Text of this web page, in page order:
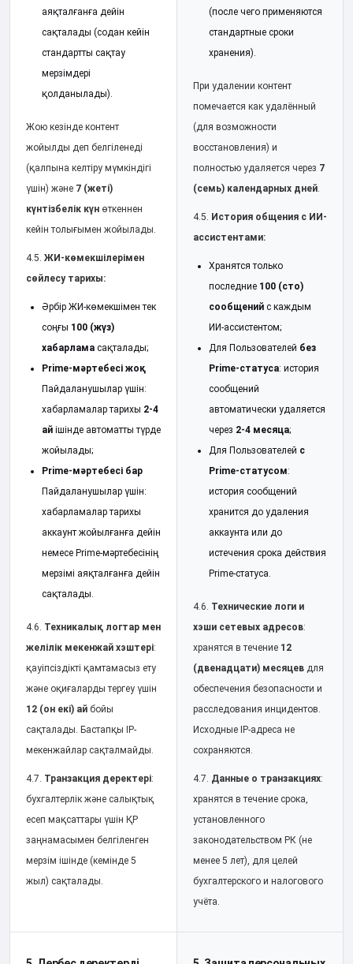
аяқталғанға дейін
сақталады (содан кейін
стандартты сақтау
мерзімдері
қолданылады).
Жою кезінде контент
жойылды деп белгіленеді
(қалпына келтіру мүмкіндігі
үшін) және 7 (жеті)
күнтізбелік күн өткеннен
кейін толығымен жойылады.
4.5. ЖИ-көмекшілерімен
сөйлесу тарихы:
Әрбір ЖИ-көмекшімен тек
соңғы 100 (жүз)
хабарлама сақталады;
Prime-мәртебесі жоқ
Пайдаланушылар үшін:
хабарламалар тарихы 2-4
ай ішінде автоматты түрде
жойылады;
Prime-мәртебесі бар
Пайдаланушылар үшін:
хабарламалар тарихы
аккаунт жойылғанға дейін
немесе Prime-мәртебесінің
мерзімі аяқталғанға дейін
сақталады.
4.6. Техникалық логтар мен
желілік мекенжай хэштері:
қауіпсіздікті қамтамасыз ету
және оқиғаларды тергеу үшін
12 (он екі) ай бойы
сақталады. Бастапқы IP-
мекенжайлар сақталмайды.
4.7. Транзакция деректері:
бухгалтерлік және салықтық
есеп мақсаттары үшін ҚР
заңнамасымен белгіленген
мерзім ішінде (кемінде 5
жыл) сақталады.
(после чего применяются
стандартные сроки
хранения).
При удалении контент
помечается как удалённый
(для возможности
восстановления) и
полностью удаляется через 7
(семь) календарных дней.
4.5. История общения с ИИ-
ассистентами:
Хранятся только
последние 100 (сто)
сообщений с каждым
ИИ-ассистентом;
Для Пользователей без
Prime-статуса: история
сообщений
автоматически удаляется
через 2-4 месяца;
Для Пользователей с
Prime-статусом:
история сообщений
хранится до удаления
аккаунта или до
истечения срока действия
Prime-статуса.
4.6. Технические логи и
хэши сетевых адресов:
хранятся в течение 12
(двенадцати) месяцев для
обеспечения безопасности и
расследования инцидентов.
Исходные IP-адреса не
сохраняются.
4.7. Данные о транзакциях:
хранятся в течение срока,
установленного
законодательством РК (не
менее 5 лет), для целей
бухгалтерского и налогового
учёта.